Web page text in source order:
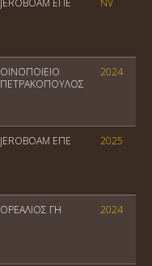
JEROBOAM EΠΕ NV
ΟΙΝΟΠΟΙΕΙΟ
ΠΕΤΡΑΚΟΠΟΥΛΟΣ
2024
JEROBOAM EΠΕ 2025
ΟΡΕΑΛΙΟΣ ΓΗ 2024